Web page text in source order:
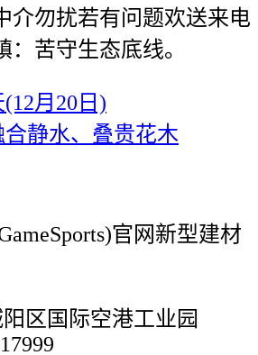
介勿扰若有问题欢送来电
：苦守生态底线。
(12月20日)
合静水、叠贵花木
官网新型建材
区国际空港工业园